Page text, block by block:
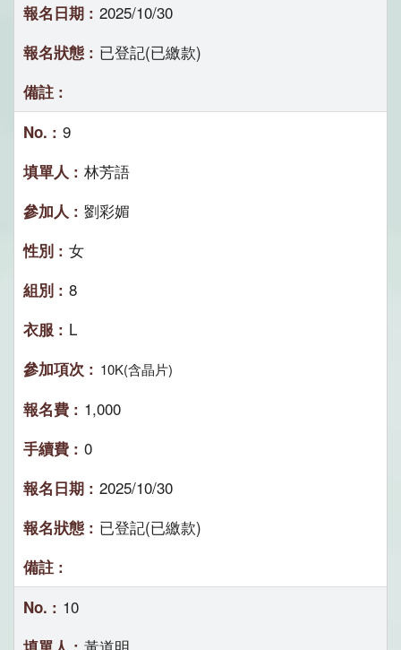
2025/10/30
已登記(已繳款)
9
林芳語
劉彩媚
女
8
L
10K(含晶片)
1,000
0
2025/10/30
已登記(已繳款)
10